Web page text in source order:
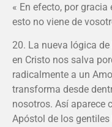
« En efecto, por
esto no viene de
20. La nueva lógica
en Cristo nos salva
radicalmente a un
transforma desde
nosotros. Así aparece
Apóstol de los